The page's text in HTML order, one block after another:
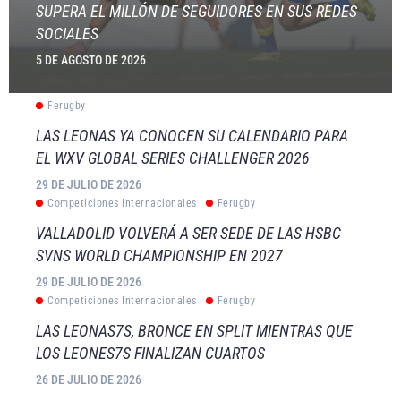
SUPERA EL MILLÓN DE SEGUIDORES EN SUS REDES
SOCIALES
5 DE AGOSTO DE 2026
Ferugby
LAS LEONAS YA CONOCEN SU CALENDARIO PARA
EL WXV GLOBAL SERIES CHALLENGER 2026
29 DE JULIO DE 2026
Competiciones Internacionales Ferugby
VALLADOLID VOLVERÁ A SER SEDE DE LAS HSBC
SVNS WORLD CHAMPIONSHIP EN 2027
29 DE JULIO DE 2026
Competiciones Internacionales Ferugby
LAS LEONAS7S, BRONCE EN SPLIT MIENTRAS QUE
LOS LEONES7S FINALIZAN CUARTOS
26 DE JULIO DE 2026